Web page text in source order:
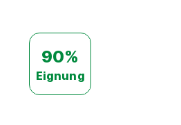
90%
Eignung